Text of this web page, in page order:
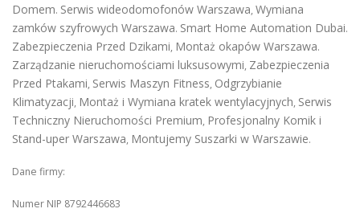
Domem. Serwis wideodomofonów Warszawa, Wymiana
zamków szyfrowych Warszawa. Smart Home Automation Dubai.
Zabezpieczenia Przed Dzikami, Montaż okapów Warszawa.
Zarządzanie nieruchomościami luksusowymi, Zabezpieczenia
Przed Ptakami, Serwis Maszyn Fitness, Odgrzybianie
Klimatyzacji, Montaż i Wymiana kratek wentylacyjnych, Serwis
Techniczny Nieruchomości Premium, Profesjonalny Komik i
Stand-uper Warszawa, Montujemy Suszarki w Warszawie.
Dane firmy:
Numer NIP 8792446683